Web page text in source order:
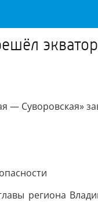
экватор
— Суворовская»
региона